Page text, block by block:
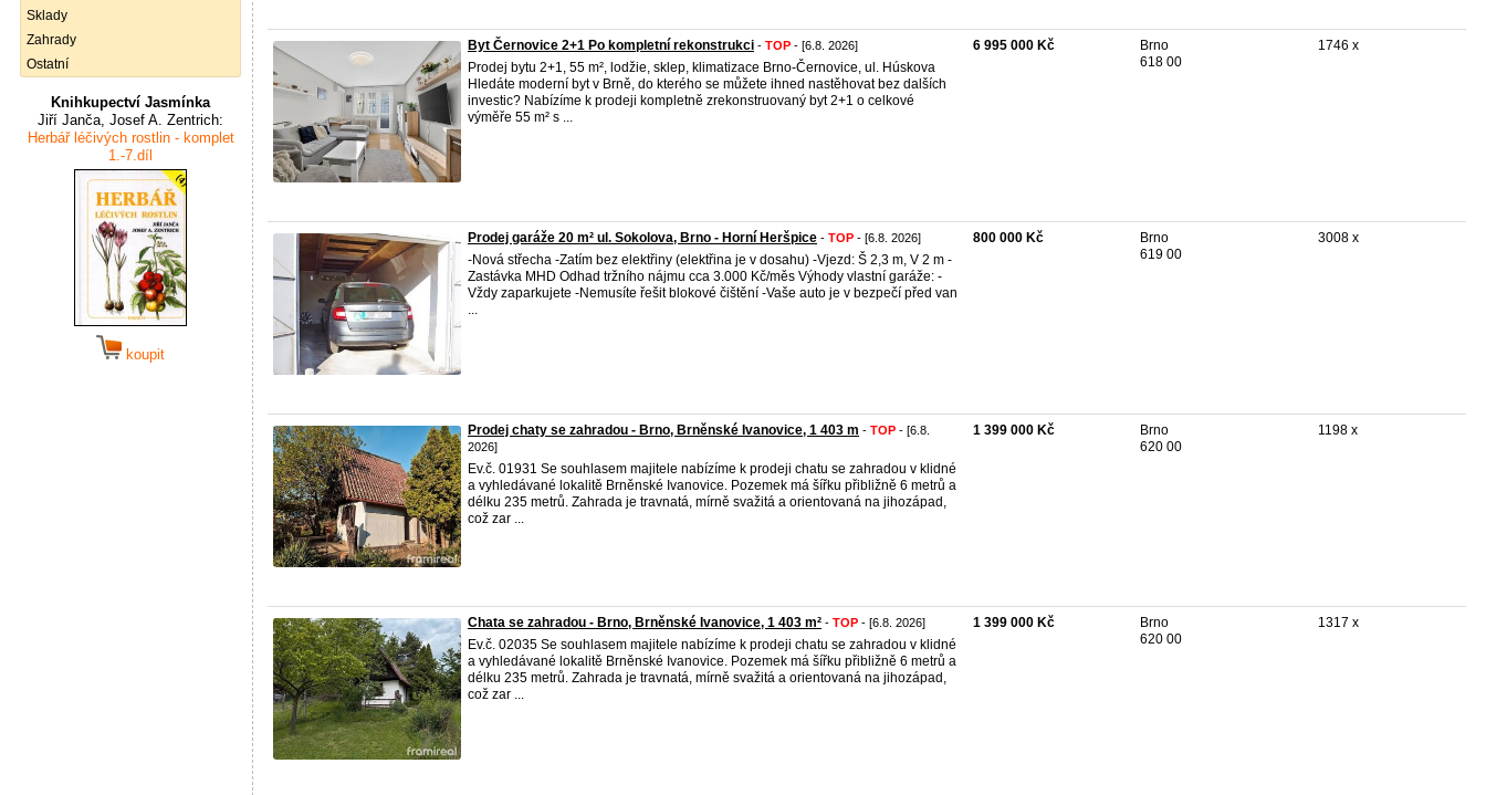
Sklady
Zahrady
Ostatní
Knihkupectví Jasmínka
Jiří Janča, Josef A. Zentrich:
Herbář léčivých rostlin - komplet
1.-7.díl
koupit
Byt Černovice 2+1 Po kompletní rekonstrukci - TOP - [6.8. 2026]
Prodej bytu 2+1, 55 m², lodžie, sklep, klimatizace Brno-Černovice, ul. Húskova
Hledáte moderní byt v Brně, do kterého se můžete ihned nastěhovat bez dalších
investic? Nabízíme k prodeji kompletně zrekonstruovaný byt 2+1 o celkové
výměře 55 m² s ...
6 995 000 Kč
Brno
618 00
1746 x
Prodej garáže 20 m² ul. Sokolova, Brno - Horní Heršpice - TOP - [6.8. 2026]
-Nová střecha -Zatím bez elektřiny (elektřina je v dosahu) -Vjezd: Š 2,3 m, V 2 m -
Zastávka MHD Odhad tržního nájmu cca 3.000 Kč/měs Výhody vlastní garáže: -
Vždy zaparkujete -Nemusíte řešit blokové čištění -Vaše auto je v bezpečí před van
...
800 000 Kč
Brno
619 00
3008 x
Prodej chaty se zahradou - Brno, Brněnské Ivanovice, 1 403 m - TOP - [6.8.
2026]
Ev.č. 01931 Se souhlasem majitele nabízíme k prodeji chatu se zahradou v klidné
a vyhledávané lokalitě Brněnské Ivanovice. Pozemek má šířku přibližně 6 metrů a
délku 235 metrů. Zahrada je travnatá, mírně svažitá a orientovaná na jihozápad,
což zar ...
1 399 000 Kč
Brno
620 00
1198 x
Chata se zahradou - Brno, Brněnské Ivanovice, 1 403 m² - TOP - [6.8. 2026]
Ev.č. 02035 Se souhlasem majitele nabízíme k prodeji chatu se zahradou v klidné
a vyhledávané lokalitě Brněnské Ivanovice. Pozemek má šířku přibližně 6 metrů a
délku 235 metrů. Zahrada je travnatá, mírně svažitá a orientovaná na jihozápad,
což zar ...
1 399 000 Kč
Brno
620 00
1317 x